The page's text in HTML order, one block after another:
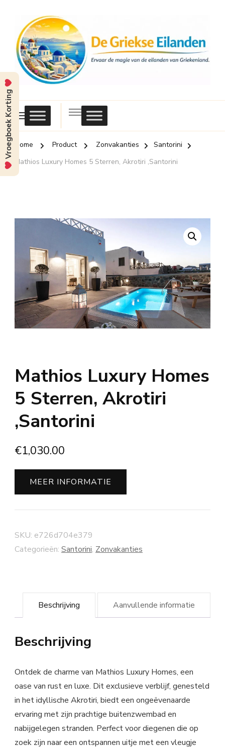
Griekse
Eilanden
Home Product Zonvakanties
Santorini
Mathios Luxury Homes 5 Sterren, Akrotiri ,Santorini
Mathios Luxury Homes
5 Sterren, Akrotiri
,Santorini
€1,030.00
MEER INFORMATIE
SKU: e726d704e379
Categorieën: Santorini, Zonvakanties
Beschrijving Aanvullende informatie
Beschrijving
Ontdek de charme van Mathios Luxury Homes, een
oase van rust en luxe. Dit exclusieve verblijf, genesteld
in het idyllische Akrotiri, biedt een ongeëvenaarde
ervaring met zijn prachtige buitenzwembad en
nabijgelegen stranden. Perfect voor diegenen die op
zoek zijn naar een ontspannen uitje met een vleugje
Vroegboek Korting